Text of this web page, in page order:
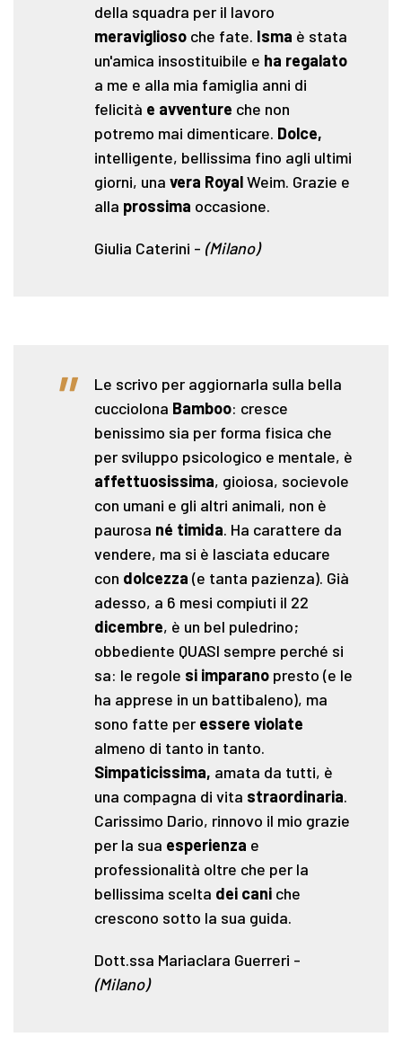
della squadra per il lavoro
meraviglioso che fate. Isma è stata
un'amica insostituibile e ha regalato
a me e alla mia famiglia anni di
felicità e avventure che non
potremo mai dimenticare. Dolce,
intelligente, bellissima fino agli ultimi
giorni, una vera RoyalWeim. Grazie e
alla prossima occasione.
Giulia Caterini - (Milano)
"
Le scrivo per aggiornarla sulla bella
cucciolona Bamboo: cresce
benissimo sia per forma fisica che
per sviluppo psicologico e mentale, è
affettuosissima, gioiosa, socievole
con umani e gli altri animali, non è
paurosa né timida. Ha carattere da
vendere, ma si è lasciata educare
con dolcezza (e tanta pazienza). Già
adesso, a 6 mesi compiuti il 22
dicembre, è un bel puledrino;
obbediente QUASI sempre perché si
sa: le regole si imparano presto (e le
ha apprese in un battibaleno), ma
sono fatte per essere violate
almeno di tanto in tanto.
Simpaticissima, amata da tutti, è
una compagna di vita straordinaria.
Carissimo Dario, rinnovo il mio grazie
per la sua esperienza e
professionalità oltre che per la
bellissima scelta dei cani che
crescono sotto la sua guida.
Dott.ssa Mariaclara Guerreri -
(Milano)